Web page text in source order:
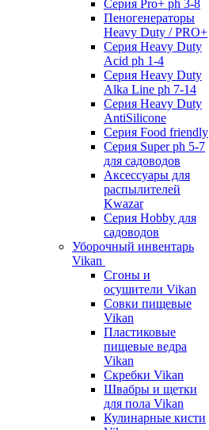
Серия Pro+ ph 3-8
Пеногенераторы
Heavy Duty / PRO+
Серия Heavy Duty
Acid ph 1-4
Серия Heavy Duty
Alka Line ph 7-14
Серия Heavy Duty
AntiSilicone
Серия Food friendly
Серия Super ph 5-7
для садоводов
Аксессуары для
распылителей
Kwazar
Серия Hobby для
садоводов
Уборочный инвентарь
Vikan
Сгоны и
осушители Vikan
Совки пищевые
Vikan
Пластиковые
пищевые ведра
Vikan
Скребки Vikan
Швабры и щетки
для пола Vikan
Кулинарные кисти